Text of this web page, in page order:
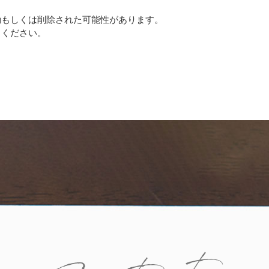
しくは削除された可能性があります。
ださい。